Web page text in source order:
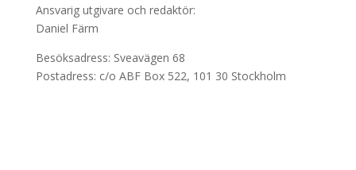
Ansvarig utgivare och redaktör:
Daniel Färm
Besöksadress: Sveavägen 68
Postadress: c/o ABF Box 522, 101 30 Stockholm